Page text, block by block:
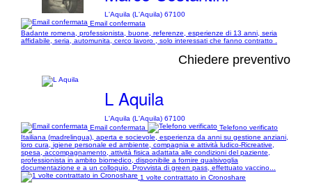
L'Aquila (L'Aquila) 67100
Email confermata
Badante romena, professionista, buone, referenze, esperienze di 13 anni, seria
affidabile, seria, automunita, cerco lavoro , solo interessati che fanno contratto .
Chiedere preventivo
L Aquila
L'Aquila (L'Aquila) 67100
Email confermata
Telefono verificato
Itailiana (madrelingua), aperta e socievole, esperienza da anni su gestione anziani,
loro cura, igiene personale ed ambiente, compagnia e attività ludico-Ricreative,
spesa, accompagnamento, attività fisica adattata alle condizioni del paziente,
professionista in ambito biomedico, disponibile a fornire qualsivoglia
documentazione e a un colloquio. Provvista di green pass, effettuato vaccino...
1 volte contrattato in Cronoshare